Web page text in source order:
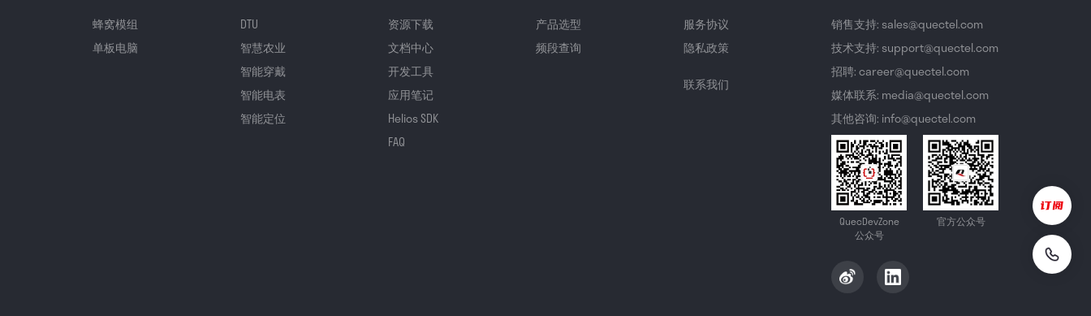
蜂窝模组
单板电脑
DTU
智慧农业
智能穿戴
智能电表
智能定位
资源下载
文档中心
开发工具
应用笔记
Helios SDK
FAQ
产品选型
频段查询
服务协议
隐私政策
联系我们
销售支持: sales@quectel.com
技术支持: support@quectel.com
招聘: career@quectel.com
媒体联系: media@quectel.com
其他咨询: info@quectel.com
QuecDevZone
公众号
官方公众号